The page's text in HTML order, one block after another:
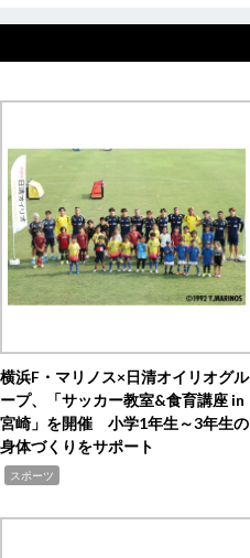
横浜F・マリノス×日清オイリオグル
ープ、「サッカー教室&食育講座 in
宮崎」を開催 小学1年生～3年生の
身体づくりをサポート
スポーツ